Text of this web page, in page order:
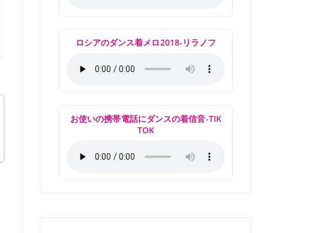
ロシアのダンス着メロ2018-リラノフ
お使いの携帯電話にダンスの着信音-TIK
TOK